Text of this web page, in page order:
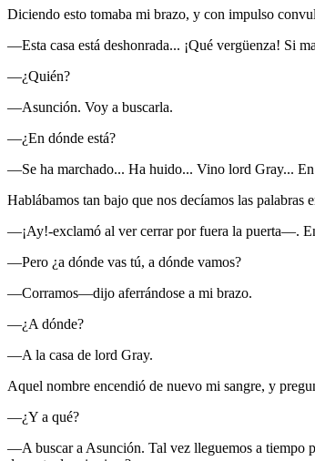
Diciendo esto tomaba mi brazo, y con impulso
—Esta casa está deshonrada... ¡Qué vergüenza! Si
—¿Quién?
—Asunción. Voy a buscarla.
—¿En dónde está?
—Se ha marchado... Ha huido... Vino lord Gray... En
Hablábamos tan bajo que nos decíamos las
—¡Ay!-exclamó al ver cerrar por fuera la puerta—.
—Pero ¿a dónde vas tú, a dónde vamos?
—Corramos—dijo aferrándose a mi brazo.
—¿A dónde?
—A la casa de lord Gray.
Aquel nombre encendió de nuevo mi sangre, y
—¿Y a qué?
—A buscar a Asunción. Tal vez lleguemos a tiempo